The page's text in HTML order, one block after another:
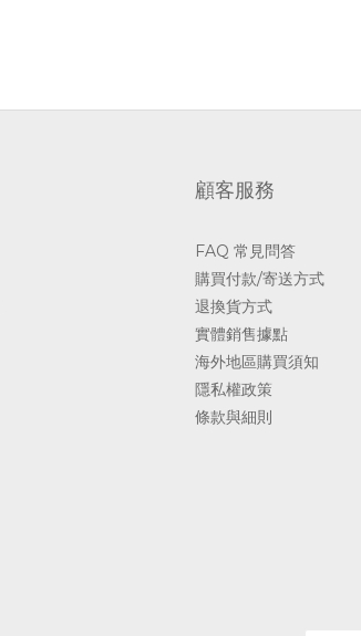
顧客服務
FAQ 常見問答
購買付款/寄送方式
退換貨方式
實體銷售據點
海外地區購買須知
隱私權政策
條款與細則